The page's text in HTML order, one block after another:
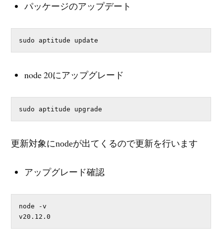
パッケージのアップデート
sudo aptitude update
node 20にアップグレード
sudo aptitude upgrade
更新対象にnodeが出てくるので更新を行います
アップグレード確認
node -v
v20.12.0